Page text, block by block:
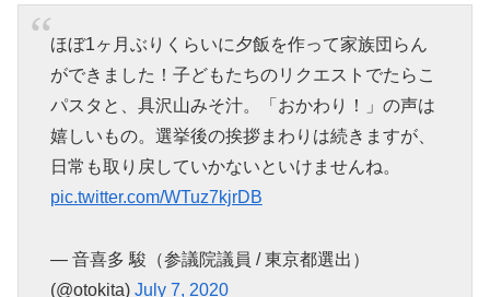
ほぼ1ヶ月ぶりくらいに夕飯を作って家族団らん
ができました！子どもたちのリクエストでたらこ
パスタと、具沢山みそ汁。「おかわり！」の声は
嬉しいもの。選挙後の挨拶まわりは続きますが、
日常も取り戻していかないといけませんね。
pic.twitter.com/WTuz7kjrDB
— 音喜多 駿（参議院議員 / 東京都選出）
(@otokita) July 7, 2020